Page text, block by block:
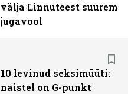
välja Linnuteest suurem
jugavool
10 levinud seksimüüti:
naistel on G-punkt